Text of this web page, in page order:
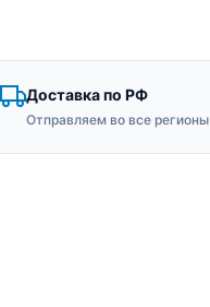
Доставка по РФ
Отправляем во все регионы